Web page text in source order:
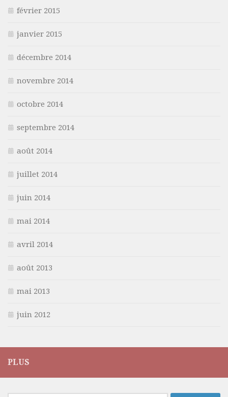
février 2015
janvier 2015
décembre 2014
novembre 2014
octobre 2014
septembre 2014
août 2014
juillet 2014
juin 2014
mai 2014
avril 2014
août 2013
mai 2013
juin 2012
PLUS